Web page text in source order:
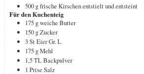
500 gfrische Kirschenentstielt und entsteint
Für den Kuchenteig
175 gweiche Butter
150 gZucker
3StEierGr. L
175 gMehl
1,5TLBackpulver
1 Prise Salz